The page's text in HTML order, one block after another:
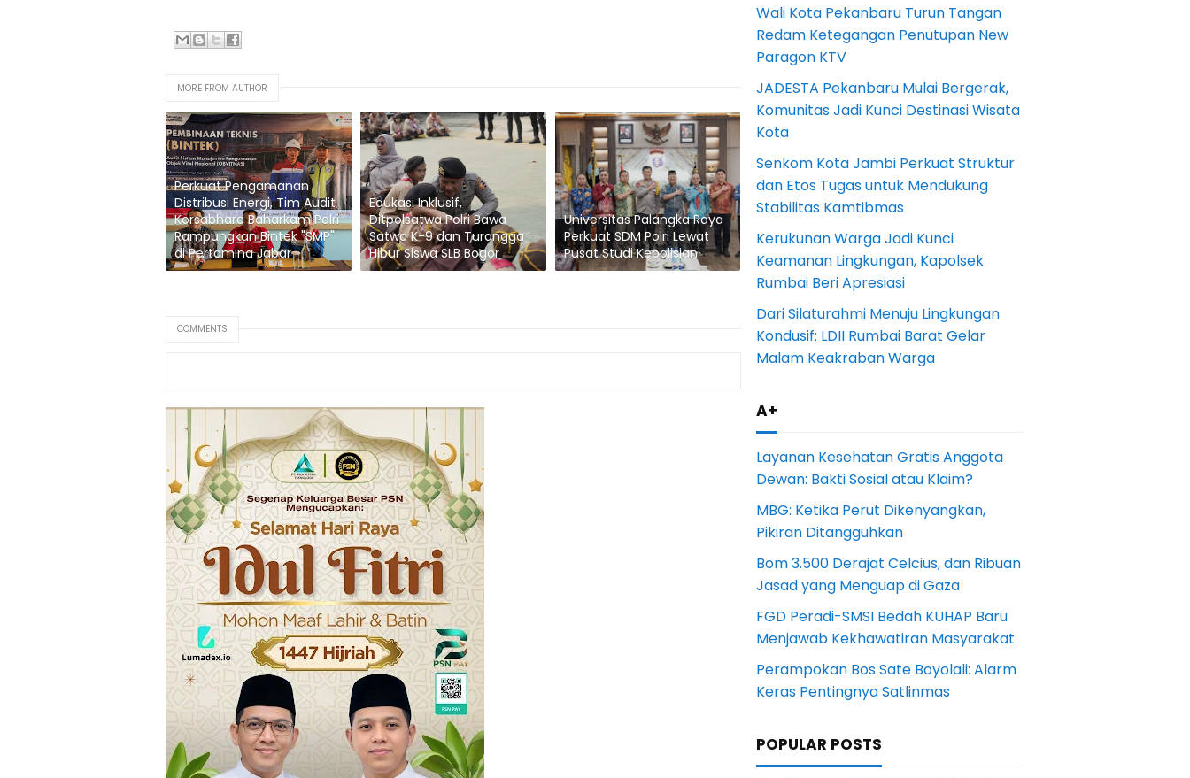
MORE FROM AUTHOR
Perkuat Pengamanan
Distribusi Energi, Tim Audit
Korsabhara Baharkam Polri
Rampungkan Bintek "SMP"
di Pertamina Jabar
Edukasi Inklusif,
Ditpolsatwa Polri Bawa
Satwa K-9 dan Turangga
Hibur Siswa SLB Bogor
Universitas Palangka Raya
Perkuat SDM Polri Lewat
Pusat Studi Kepolisian
COMMENTS
Wali Kota Pekanbaru Turun Tangan
Redam Ketegangan Penutupan New
Paragon KTV
JADESTA Pekanbaru Mulai Bergerak,
Komunitas Jadi Kunci Destinasi Wisata
Kota
Senkom Kota Jambi Perkuat Struktur
dan Etos Tugas untuk Mendukung
Stabilitas Kamtibmas
Kerukunan Warga Jadi Kunci
Keamanan Lingkungan, Kapolsek
Rumbai Beri Apresiasi
Dari Silaturahmi Menuju Lingkungan
Kondusif: LDII Rumbai Barat Gelar
Malam Keakraban Warga
A+
Layanan Kesehatan Gratis Anggota
Dewan: Bakti Sosial atau Klaim?
MBG: Ketika Perut Dikenyangkan,
Pikiran Ditangguhkan
Bom 3.500 Derajat Celcius, dan Ribuan
Jasad yang Menguap di Gaza
FGD Peradi-SMSI Bedah KUHAP Baru
Menjawab Kekhawatiran Masyarakat
Perampokan Bos Sate Boyolali: Alarm
Keras Pentingnya Satlinmas
POPULAR POSTS